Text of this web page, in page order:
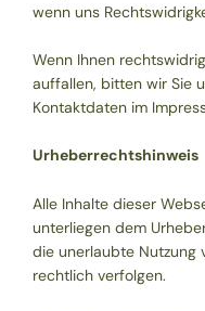
wenn uns
Wenn Ihnen
auffallen, bitten wir Sie
Kontaktdaten im
Urheberrechtshinweis
Alle Inhalte dieser
unterliegen dem
die unerlaubte Nutzung
rechtlich verfolgen.